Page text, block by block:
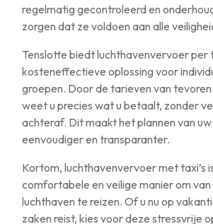
regelmatig gecontroleerd en
zorgen dat ze voldoen aan alle
Tenslotte biedt luchthavenvervoer per
kosteneffectieve oplossing voor
groepen. Door de tarieven van
weet u precies wat u betaalt, zonder
achteraf. Dit maakt het plannen van
eenvoudiger en transparanter.
Kortom, luchthavenvervoer met taxi’s
comfortabele en veilige manier om van
luchthaven te reizen. Of u nu op
zaken reist, kies voor deze stressvrije